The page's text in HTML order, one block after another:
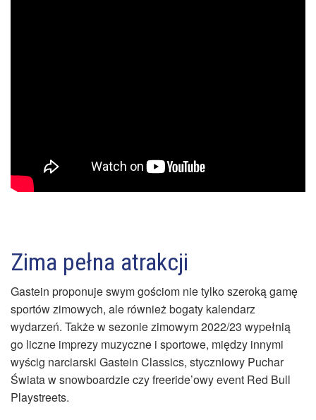
Zima pełna atrakcji
Gastein proponuje swym gościom nie tylko szeroką gamę
sportów zimowych, ale również bogaty kalendarz
wydarzeń. Także w sezonie zimowym 2022/23 wypełnią
go liczne imprezy muzyczne i sportowe, między innymi
wyścig narciarski Gastein Classics, styczniowy Puchar
Świata w snowboardzie czy freeride’owy event Red Bull
Playstreets.